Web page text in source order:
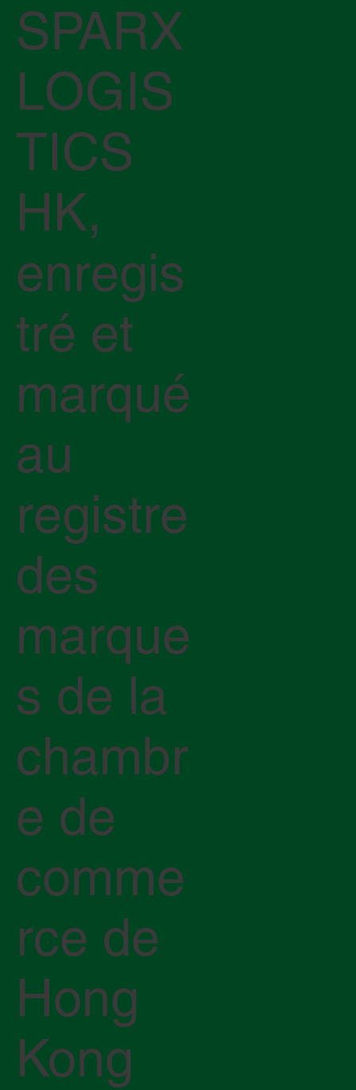
SPARX
LOGIS
TICS
HK,
enregis
tré et
marqué
au
registre
des
marque
s de la
chambr
e de
comme
rce de
Hong
Kong